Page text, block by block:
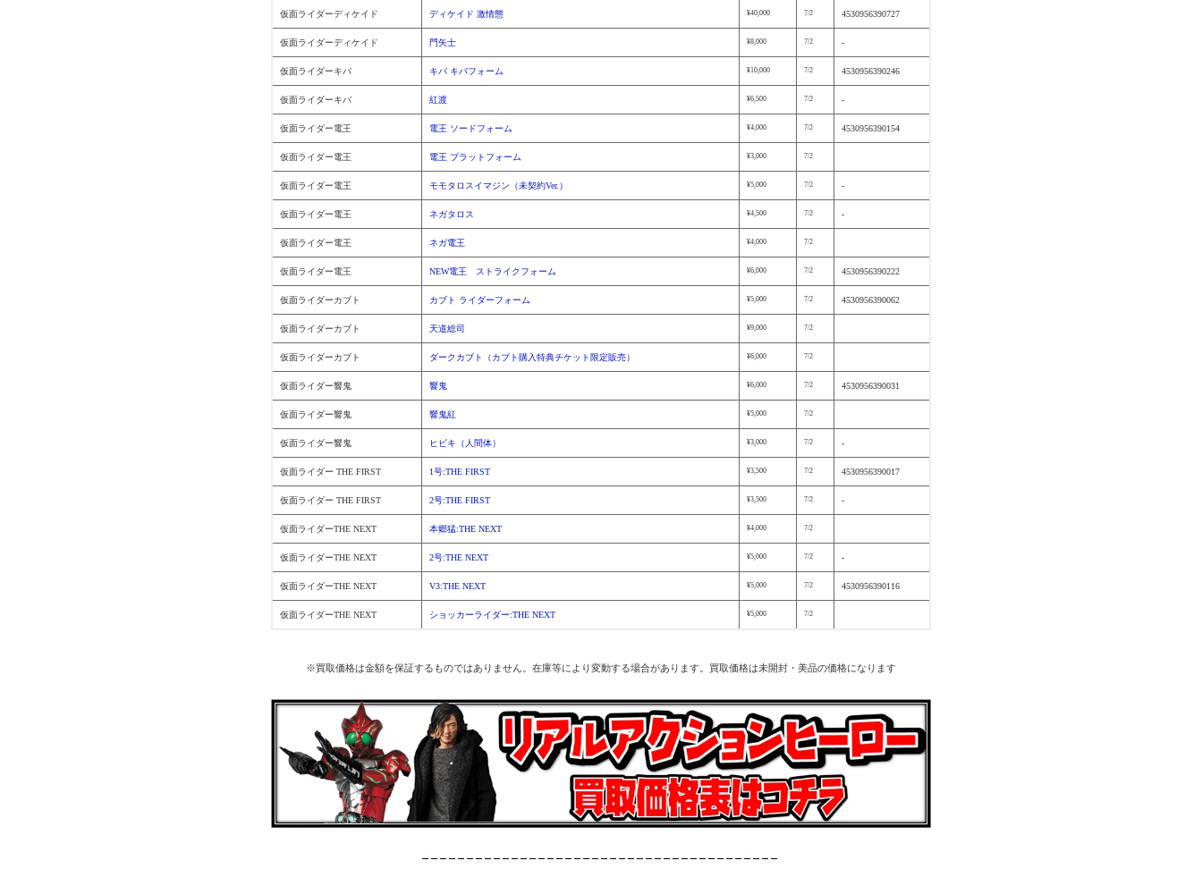
仮面ライダーディケイド ディケイド 激情態 ¥40,000 7/2 4530956390727
仮面ライダーディケイド 門矢士 ¥8,000 7/2 -
仮面ライダーキバ キバ キバフォーム ¥10,000 7/2 4530956390246
仮面ライダーキバ 紅渡 ¥6,500 7/2 -
仮面ライダー電王 電王 ソードフォーム ¥4,000 7/2 4530956390154
仮面ライダー電王 電王 プラットフォーム ¥3,000 7/2
仮面ライダー電王 モモタロスイマジン（未契約Ver.） ¥5,000 7/2 -
仮面ライダー電王 ネガタロス ¥4,500 7/2 -
仮面ライダー電王 ネガ電王 ¥4,000 7/2
仮面ライダー電王 NEW電王 ストライクフォーム ¥6,000 7/2 4530956390222
仮面ライダーカブト カブト ライダーフォーム ¥5,000 7/2 4530956390062
仮面ライダーカブト 天道総司 ¥9,000 7/2
仮面ライダーカブト ダークカブト（カブト購入特典チケット限定販売） ¥6,000 7/2
仮面ライダー響鬼 響鬼 ¥6,000 7/2 4530956390031
仮面ライダー響鬼 響鬼紅 ¥5,000 7/2
仮面ライダー響鬼 ヒビキ（人間体） ¥3,000 7/2 -
仮面ライダー THE FIRST 1号:THE FIRST ¥3,500 7/2 4530956390017
仮面ライダー THE FIRST 2号:THE FIRST ¥3,500 7/2 -
仮面ライダーTHE NEXT 本郷猛:THE NEXT ¥4,000 7/2
仮面ライダーTHE NEXT 2号:THE NEXT ¥5,000 7/2 -
仮面ライダーTHE NEXT V3:THE NEXT ¥5,000 7/2 4530956390116
仮面ライダーTHE NEXT ショッカーライダー:THE NEXT ¥5,000 7/2
※買取価格は金額を保証するものではありません。在庫等により変動する場合があります。買取価格は未開封・美品の価格になります